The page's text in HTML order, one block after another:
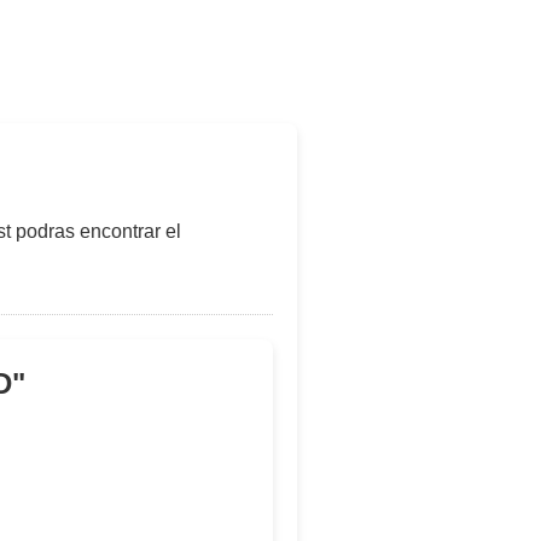
podras encontrar el
"